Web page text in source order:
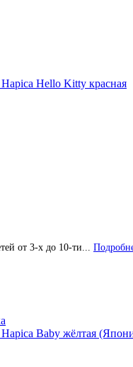
Hapica Hello Kitty красная
от 3-х до 10-ти...
Hapica Baby жёлтая